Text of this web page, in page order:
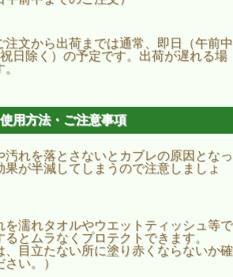
注文から出荷までは通常、即日（午前中
日除く）の予定です。出荷が遅れる場
用方法・ご注意事項
汚れを落とさないとカブレの原因となっ
が半減してしまうので注意しましょ
を濡れタオルやウエットティッシュ等で
とムラなくプロテクトできます。
、目立たない所に塗り赤くならないか確
い。）